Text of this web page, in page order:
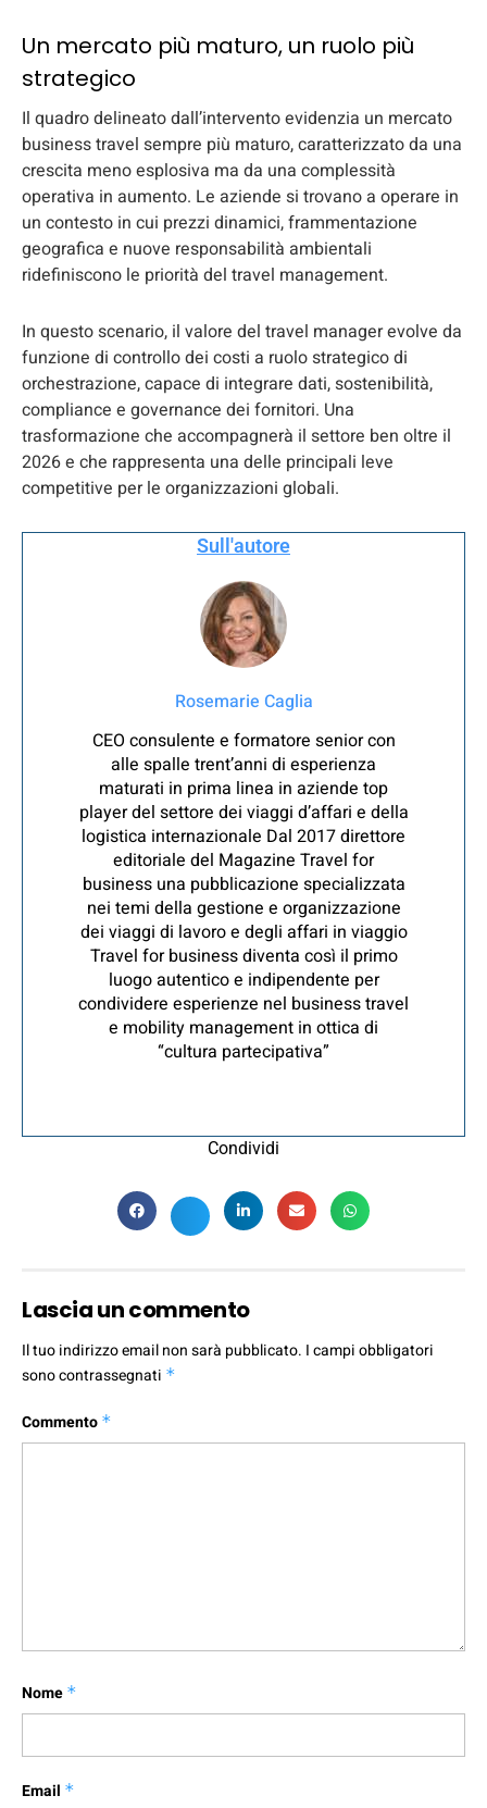
Un mercato più maturo, un ruolo più
strategico
Il quadro delineato dall’intervento evidenzia un mercato
business travel sempre più maturo, caratterizzato da una
crescita meno esplosiva ma da una complessità
operativa in aumento. Le aziende si trovano a operare in
un contesto in cui prezzi dinamici, frammentazione
geografica e nuove responsabilità ambientali
ridefiniscono le priorità del travel management.
In questo scenario, il valore del travel manager evolve da
funzione di controllo dei costi a ruolo strategico di
orchestrazione, capace di integrare dati, sostenibilità,
compliance e governance dei fornitori. Una
trasformazione che accompagnerà il settore ben oltre il
2026 e che rappresenta una delle principali leve
competitive per le organizzazioni globali.
Sull'autore
Rosemarie Caglia
CEO consulente e formatore senior con
alle spalle trent’anni di esperienza
maturati in prima linea in aziende top
player del settore dei viaggi d’affari e della
logistica internazionale Dal 2017 direttore
editoriale del Magazine Travel for
business una pubblicazione specializzata
nei temi della gestione e organizzazione
dei viaggi di lavoro e degli affari in viaggio
Travel for business diventa così il primo
luogo autentico e indipendente per
condividere esperienze nel business travel
e mobility management in ottica di
“cultura partecipativa”
Condividi
Lascia un commento
Il tuo indirizzo email non sarà pubblicato. I campi obbligatori
sono contrassegnati *
Commento *
Nome *
Email *